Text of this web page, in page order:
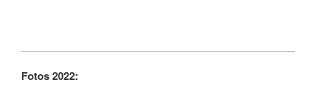
Fotos 2022: